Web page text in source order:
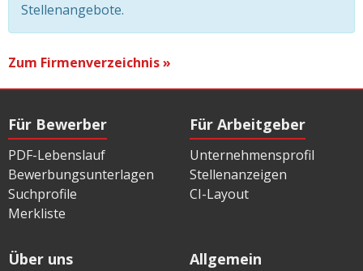
Stellenangebote.
Zum Firmenverzeichnis »
Für Bewerber
PDF-Lebenslauf
Bewerbungsunterlagen
Suchprofile
Merkliste
Für Arbeitgeber
Unternehmensprofil
Stellenanzeigen
CI-Layout
Über uns Allgemein